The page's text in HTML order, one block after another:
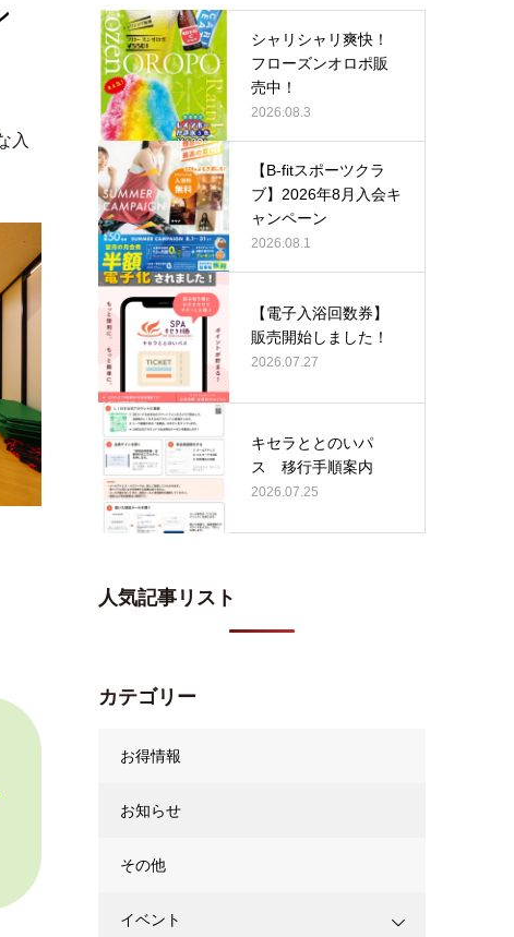
入
シャリシャリ爽快！
フローズンオロポ販
売中！
2026.08.3
【B-fitスポーツクラ
ブ】2026年8月入会キ
ャンペーン
2026.08.1
【電子入浴回数券】
販売開始しました！
2026.07.27
キセラととのいパ
ス 移行手順案内
2026.07.25
人気記事リスト
カテゴリー
お得情報
お知らせ
その他
イベント